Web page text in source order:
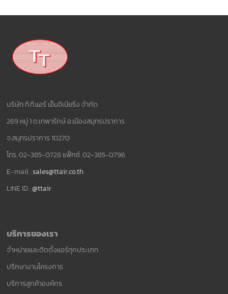
บริษัท ที.ที.แอร์ เอ็นจิเนียริ่ง จำกัด
269 หมู่ 1 ต.เทพารักษ์ อ.เมืองสมุทรปราการ
จ.สมุทรปราการ 10270
โทร. 02-385-0728 แฟ็กซ์. 02-385-0796
E-mail :sales@ttair.co.th
LINE ID :@ttair
บริการของเรา
จำหน่ายและติดตั้งแอร์ทุกประเภท
ปรึกษางานโครงการ
บริการลูกค้าองค์กร